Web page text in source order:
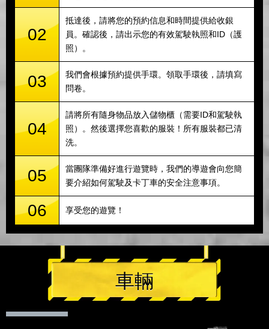
02
抵達後，請將您的預約信息和時間提供給收銀
員。確認後，請出示您的有效駕駛執照和ID（護
照）。
03
我們會根據預約提供手環。領取手環後，請填寫
問卷。
04
請將所有隨身物品放入儲物櫃（需要ID和駕駛執
照）。然後選擇您喜歡的服裝！所有服裝都已清
洗。
05
當團隊準備好進行遊覽時，我們的導遊會向您簡
要介紹如何駕駛及卡丁車的安全注意事項。
06 享受您的遊覽！
車輛